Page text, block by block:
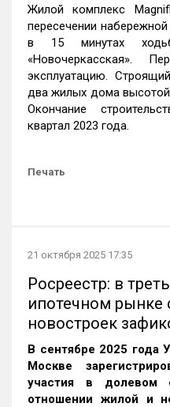
Жилой комплекс
пересечении
в 15 минутах
«Новочеркасская».
эксплуатацию.
два жилых дома высотой
Окончание
квартал 2023 года.
Печать
21 октября 2025 17:35
Росреестр: в
ипотечном рынке
новостроек
В сентябре 2025 года
Москве
участия в долевом
отношении жилой и